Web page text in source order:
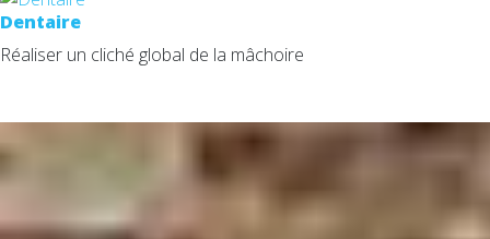
Dentaire
Réaliser un cliché global de la mâchoire